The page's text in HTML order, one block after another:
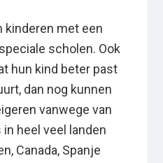
kinderen met een
scholen. Ook
hun kind beter past
dan nog kunnen
vanwege van
in heel veel landen
Canada, Spanje